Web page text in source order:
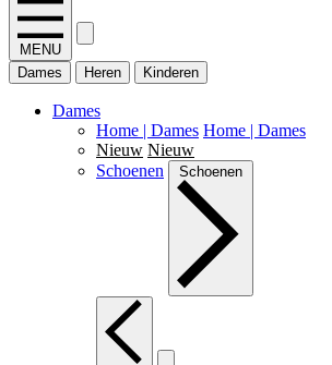
MENU
Dames
Heren Kinderen
Dames
Home | Dames Home | Dames
Nieuw Nieuw
Schoenen
Schoenen